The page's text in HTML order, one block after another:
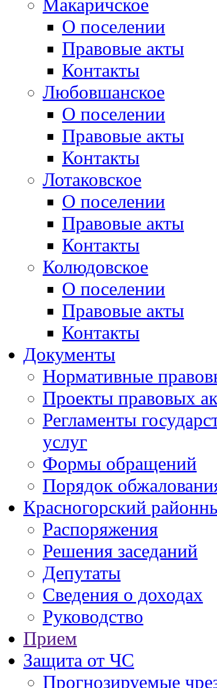
Макаричское
О поселении
Правовые акты
Контакты
Любовшанское
О поселении
Правовые акты
Контакты
Лотаковское
О поселении
Правовые акты
Контакты
Колюдовское
О поселении
Правовые акты
Контакты
Документы
Нормативные
Проекты правовых
Регламенты
услуг
Формы обращений
Порядок
Красногорский
Распоряжения
Решения заседаний
Депутаты
Сведения о доходах
Руководство
Прием
Защита от ЧС
Прогнозируемые